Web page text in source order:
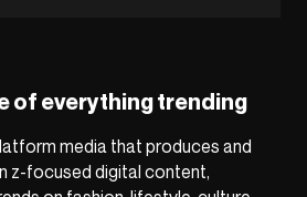
of everything trending
media that produces and
z-focused digital content,